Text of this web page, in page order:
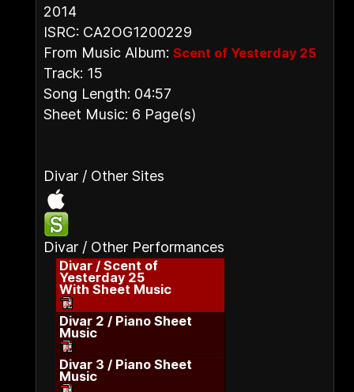
2014
ISRC: CA2OG1200229
From Music Album: Scent of Yesterday 25
Track: 15
Song Length: 04:57
Sheet Music: 6 Page(s)
Divar / Other Sites
Divar / Other Performances
Divar / Scent of
Yesterday 25
With Sheet Music
Divar 2 / Piano Sheet
Music
Divar 3 / Piano Sheet
Music